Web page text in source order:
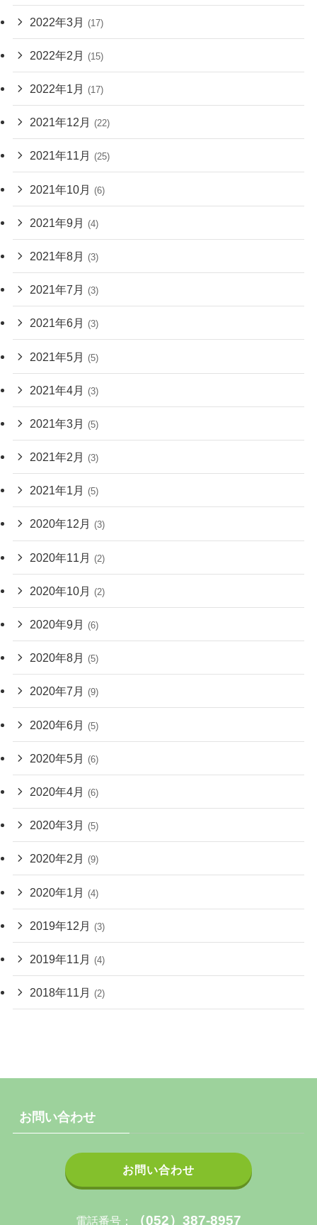
2022年3月 (17)
2022年2月 (15)
2022年1月 (17)
2021年12月 (22)
2021年11月 (25)
2021年10月 (6)
2021年9月 (4)
2021年8月 (3)
2021年7月 (3)
2021年6月 (3)
2021年5月 (5)
2021年4月 (3)
2021年3月 (5)
2021年2月 (3)
2021年1月 (5)
2020年12月 (3)
2020年11月 (2)
2020年10月 (2)
2020年9月 (6)
2020年8月 (5)
2020年7月 (9)
2020年6月 (5)
2020年5月 (6)
2020年4月 (6)
2020年3月 (5)
2020年2月 (9)
2020年1月 (4)
2019年12月 (3)
2019年11月 (4)
2018年11月 (2)
お問い合わせ
お問い合わせ
電話番号： （052）387-8957